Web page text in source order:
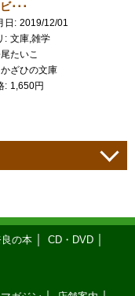
･･･
日
2019/12/01
文庫,雑学
たいこ
かざひの文庫
1,650円
の本 CD・DVD